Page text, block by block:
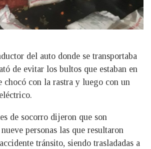
del auto donde se transportaba
de evitar los bultos que estaban en
chocó con la rastra y luego con un
de socorro dijeron que son
personas las que resultaron
tránsito, siendo trasladadas a